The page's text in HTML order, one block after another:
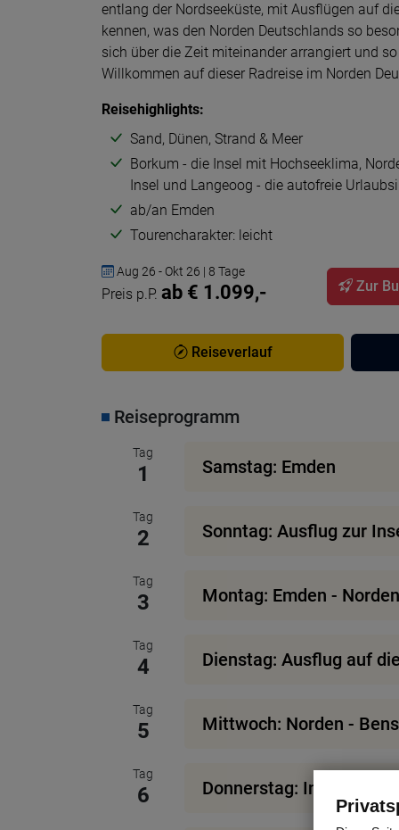
entlang der Nordseeküste, mit Ausflügen auf
kennen, was den Norden Deutschlands so
sich über die Zeit miteinander arrangiert und
Willkommen auf dieser Radreise im Norden
Reisehighlights:
Sand, Dünen, Strand & Meer
Borkum - die Insel mit Hochseeklima,
Insel und Langeoog - die autofreie
ab/an Emden
Tourencharakter: leicht
Aug 26 - Okt 26 | 8 Tage
Preis p.P. ab € 1.099,- Zur
Reiseverlauf
Reiseprogramm
Tag
1 Samstag: Emden
Tag
2 Sonntag: Ausflug zur
Tag
3 Montag: Emden -
Tag
4 Dienstag: Ausflug auf
Tag
5 Mittwoch: Norden -
Tag
6 Donnerstag: Inseltag